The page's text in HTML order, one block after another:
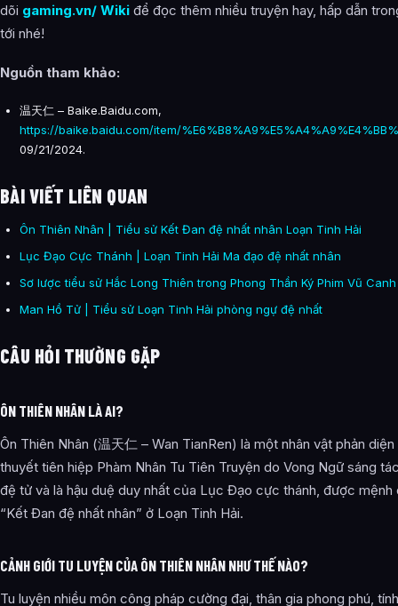
dõi gaming.vn/ Wiki để đọc thêm nhiều truyện hay, hấp dẫn
tới nhé!
Nguồn tham khảo:
温天仁 – Baike.Baidu.com,
https://baike.baidu.com/item/
09/21/2024.
BÀI VIẾT LIÊN QUAN
Ôn Thiên Nhân | Tiểu sử Kết Đan đệ nhất nhân Loạn Tinh Hải
Lục Đạo Cực Thánh | Loạn Tinh Hải Ma đạo đệ nhất nhân
Sơ lược tiểu sử Hắc Long Thiên trong Phong Thần Ký Phim Vũ Canh
Man Hồ Tử | Tiểu sử Loạn Tinh Hải phòng ngự đệ nhất
CÂU HỎI THƯỜNG GẶP
ÔN THIÊN NHÂN LÀ AI?
Ôn Thiên Nhân (温天仁 – Wan TianRen) là một nhân vật phản
thuyết tiên hiệp Phàm Nhân Tu Tiên Truyện do Vong Ngữ sáng
đệ tử và là hậu duệ duy nhất của Lục Đạo cực thánh, được mệnh
“Kết Đan đệ nhất nhân” ở Loạn Tinh Hải.
CẢNH GIỚI TU LUYỆN CỦA ÔN THIÊN NHÂN NHƯ THẾ NÀO?
Tu luyện nhiều môn công pháp cường đại, thân gia phong phú,